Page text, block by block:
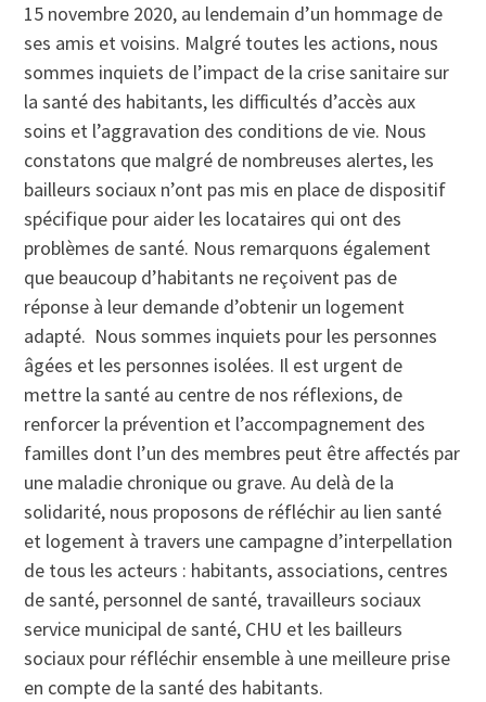
15 novembre 2020, au lendemain d’un hommage de
ses amis et voisins. Malgré toutes les actions, nous
sommes inquiets de l’impact de la crise sanitaire sur
la santé des habitants, les difficultés d’accès aux
soins et l’aggravation des conditions de vie. Nous
constatons que malgré de nombreuses alertes, les
bailleurs sociaux n’ont pas mis en place de dispositif
spécifique pour aider les locataires qui ont des
problèmes de santé. Nous remarquons également
que beaucoup d’habitants ne reçoivent pas de
réponse à leur demande d’obtenir un logement
adapté. Nous sommes inquiets pour les personnes
âgées et les personnes isolées. Il est urgent de
mettre la santé au centre de nos réflexions, de
renforcer la prévention et l’accompagnement des
familles dont l’un des membres peut être affectés par
une maladie chronique ou grave. Au delà de la
solidarité, nous proposons de réfléchir au lien santé
et logement à travers une campagne d’interpellation
de tous les acteurs : habitants, associations, centres
de santé, personnel de santé, travailleurs sociaux
service municipal de santé, CHU et les bailleurs
sociaux pour réfléchir ensemble à une meilleure prise
en compte de la santé des habitants.